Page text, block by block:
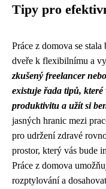
Tipy pro
Práce z domova se
dveře k flexibilnímu a
zkušený freelancer
existuje řada tipů,
produktivitu a užít si
jasných hranic mezi
pro udržení zdravé
prostor, který vás bude
Práce z domova
rozptylování a